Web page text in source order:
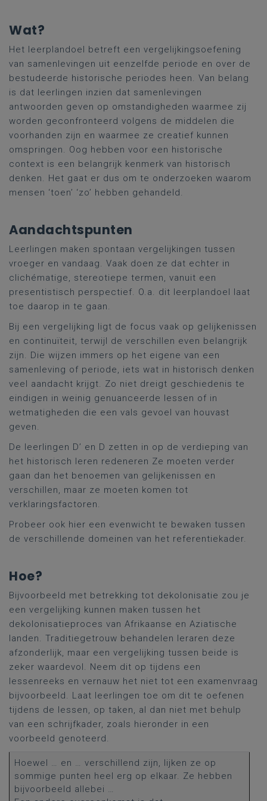
Wat?
Het leerplandoel betreft een vergelijkingsoefening
van samenlevingen uit eenzelfde periode en over de
bestudeerde historische periodes heen. Van belang
is dat leerlingen inzien dat samenlevingen
antwoorden geven op omstandigheden waarmee zij
worden geconfronteerd volgens de middelen die
voorhanden zijn en waarmee ze creatief kunnen
omspringen. Oog hebben voor een historische
context is een belangrijk kenmerk van historisch
denken. Het gaat er dus om te onderzoeken waarom
mensen ‘toen’ ‘zo’ hebben gehandeld.
Aandachtspunten
Leerlingen maken spontaan vergelijkingen tussen
vroeger en vandaag. Vaak doen ze dat echter in
clichématige, stereotiepe termen, vanuit een
presentistisch perspectief. O.a. dit leerplandoel laat
toe daarop in te gaan.
Bij een vergelijking ligt de focus vaak op gelijkenissen
en continuïteit, terwijl de verschillen even belangrijk
zijn. Die wijzen immers op het eigene van een
samenleving of periode, iets wat in historisch denken
veel aandacht krijgt. Zo niet dreigt geschiedenis te
eindigen in weinig genuanceerde lessen of in
wetmatigheden die een vals gevoel van houvast
geven.
De leerlingen D’ en D zetten in op de verdieping van
het historisch leren redeneren Ze moeten verder
gaan dan het benoemen van gelijkenissen en
verschillen, maar ze moeten komen tot
verklaringsfactoren.
Probeer ook hier een evenwicht te bewaken tussen
de verschillende domeinen van het referentiekader.
Hoe?
Bijvoorbeeld met betrekking tot dekolonisatie zou je
een vergelijking kunnen maken tussen het
dekolonisatieproces van Afrikaanse en Aziatische
landen. Traditiegetrouw behandelen leraren deze
afzonderlijk, maar een vergelijking tussen beide is
zeker waardevol. Neem dit op tijdens een
lessenreeks en vernauw het niet tot een examenvraag
bijvoorbeeld. Laat leerlingen toe om dit te oefenen
tijdens de lessen, op taken, al dan niet met behulp
van een schrijfkader, zoals hieronder in een
voorbeeld genoteerd.
Hoewel … en … verschillend zijn, lijken ze op
sommige punten heel erg op elkaar. Ze hebben
bijvoorbeeld allebei …